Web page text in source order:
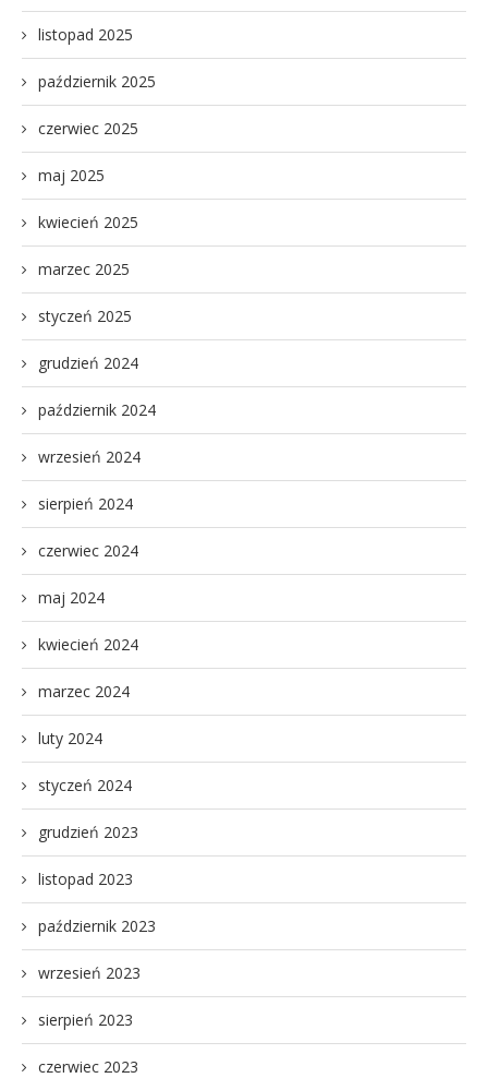
listopad 2025
październik 2025
czerwiec 2025
maj 2025
kwiecień 2025
marzec 2025
styczeń 2025
grudzień 2024
październik 2024
wrzesień 2024
sierpień 2024
czerwiec 2024
maj 2024
kwiecień 2024
marzec 2024
luty 2024
styczeń 2024
grudzień 2023
listopad 2023
październik 2023
wrzesień 2023
sierpień 2023
czerwiec 2023